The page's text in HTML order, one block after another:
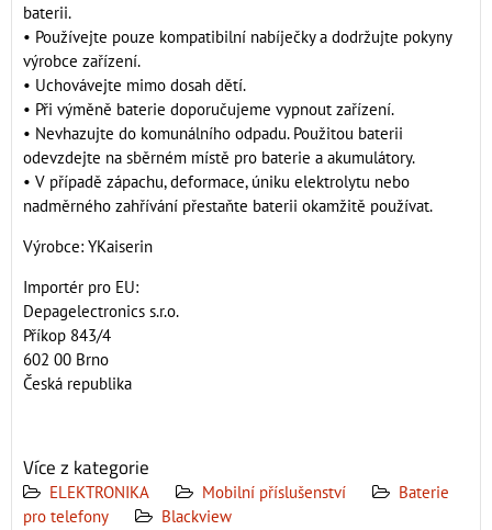
baterii.
• Používejte pouze kompatibilní nabíječky a dodržujte pokyny
výrobce zařízení.
• Uchovávejte mimo dosah dětí.
• Při výměně baterie doporučujeme vypnout zařízení.
• Nevhazujte do komunálního odpadu. Použitou baterii
odevzdejte na sběrném místě pro baterie a akumulátory.
• V případě zápachu, deformace, úniku elektrolytu nebo
nadměrného zahřívání přestaňte baterii okamžitě používat.
Výrobce: YKaiserin
Importér pro EU:
Depagelectronics s.r.o.
Příkop 843/4
602 00 Brno
Česká republika
Více z kategorie
ELEKTRONIKA Mobilní příslušenství
Baterie
pro telefony
Blackview